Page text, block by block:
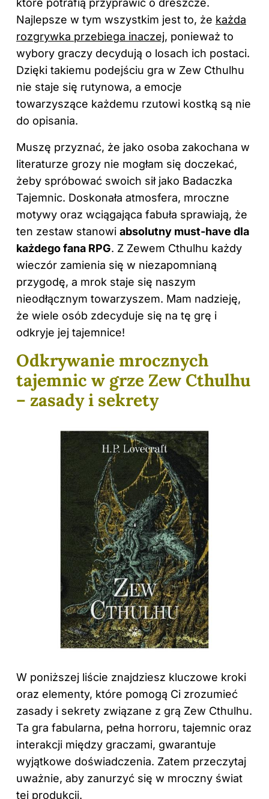
które potrafią przyprawić o dreszcze.
Najlepsze w tym wszystkim jest to, że każda
rozgrywka przebiega inaczej, ponieważ to
wybory graczy decydują o losach ich postaci.
Dzięki takiemu podejściu gra w Zew Cthulhu
nie staje się rutynowa, a emocje
towarzyszące każdemu rzutowi kostką są nie
do opisania.
Muszę przyznać, że jako osoba zakochana w
literaturze grozy nie mogłam się doczekać,
żeby spróbować swoich sił jako Badaczka
Tajemnic. Doskonała atmosfera, mroczne
motywy oraz wciągająca fabuła sprawiają, że
ten zestaw stanowi absolutny must-have dla
każdego fana RPG. Z Zewem Cthulhu każdy
wieczór zamienia się w niezapomnianą
przygodę, a mrok staje się naszym
nieodłącznym towarzyszem. Mam nadzieję,
że wiele osób zdecyduje się na tę grę i
odkryje jej tajemnice!
Odkrywanie mrocznych
tajemnic w grze Zew Cthulhu
– zasady i sekrety
W poniższej liście znajdziesz kluczowe kroki
oraz elementy, które pomogą Ci zrozumieć
zasady i sekrety związane z grą Zew Cthulhu.
Ta gra fabularna, pełna horroru, tajemnic oraz
interakcji między graczami, gwarantuje
wyjątkowe doświadczenia. Zatem przeczytaj
uważnie, aby zanurzyć się w mroczny świat
tej produkcji.